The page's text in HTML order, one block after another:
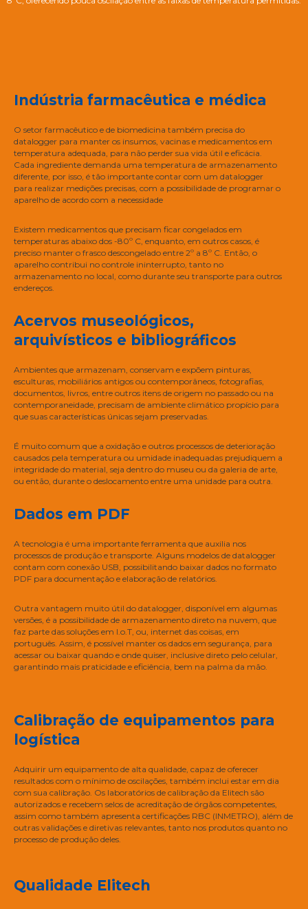
Indústria farmacêutica e médica
O setor farmacêutico e de biomedicina também precisa do
datalogger para manter os insumos, vacinas e medicamentos em
temperatura adequada, para não perder sua vida útil e eficácia.
Cada ingrediente demanda uma temperatura de armazenamento
diferente, por isso, é tão importante contar com um datalogger
para realizar medições precisas, com a possibilidade de programar o
aparelho de acordo com a necessidade
Existem medicamentos que precisam ficar congelados em
temperaturas abaixo dos -80º C, enquanto, em outros casos, é
preciso manter o frasco descongelado entre 2º a 8º C. Então, o
aparelho contribui no controle ininterrupto, tanto no
armazenamento no local, como durante seu transporte para outros
endereços.
Acervos museológicos,
arquivísticos e bibliográficos
Ambientes que armazenam, conservam e expõem pinturas,
esculturas, mobiliários antigos ou contemporâneos, fotografias,
documentos, livros, entre outros itens de origem no passado ou na
contemporaneidade, precisam de ambiente climático propício para
que suas características únicas sejam preservadas.
É muito comum que a oxidação e outros processos de deterioração
causados pela temperatura ou umidade inadequadas prejudiquem a
integridade do material, seja dentro do museu ou da galeria de arte,
ou então, durante o deslocamento entre uma unidade para outra.
Dados em PDF
A tecnologia é uma importante ferramenta que auxilia nos
processos de produção e transporte. Alguns modelos de datalogger
contam com conexão USB, possibilitando baixar dados no formato
PDF para documentação e elaboração de relatórios.
Outra vantagem muito útil do datalogger, disponível em algumas
versões, é a possibilidade de armazenamento direto na nuvem, que
faz parte das soluções em I.o.T, ou, internet das coisas, em
português. Assim, é possível manter os dados em segurança, para
acessar ou baixar quando e onde quiser, inclusive direto pelo celular,
garantindo mais praticidade e eficiência, bem na palma da mão.
Calibração de equipamentos para
logística
Adquirir um equipamento de alta qualidade, capaz de oferecer
resultados com o mínimo de oscilações, também inclui estar em dia
com sua calibração. Os laboratórios de calibração da Elitech são
autorizados e recebem selos de acreditação de órgãos competentes,
assim como também apresenta certificações RBC (INMETRO), além de
outras validações e diretivas relevantes, tanto nos produtos quanto no
processo de produção deles.
Qualidade Elitech